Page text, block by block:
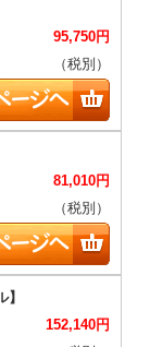
95,750円
（税別）
81,010円
（税別）
152,140円